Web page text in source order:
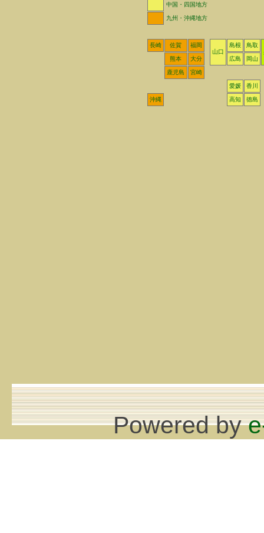
中国・四国地方
九州・沖縄地方
長崎 佐賀
福岡
山口
島根
鳥取
熊本
大分 広島 岡山
鹿児島 宮崎
愛媛 香川
沖縄 高知 徳島
Powered by